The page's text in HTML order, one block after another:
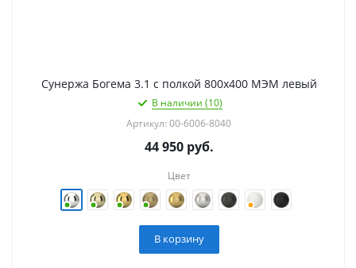
Сунержа Богема 3.1 с полкой 800х400 МЭМ левый
В наличии (10)
Артикул: 00-6006-8040
44 950руб.
Цвет
В корзину